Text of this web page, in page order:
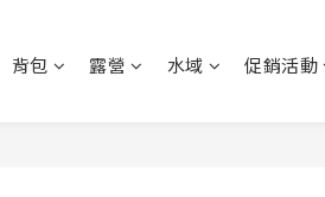
背包 露營 水域 促銷活動